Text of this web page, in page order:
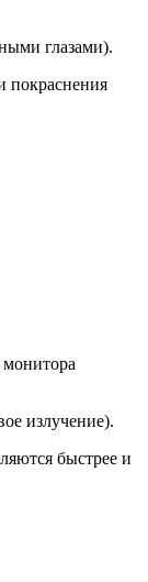
глазами).
покраснения
монитора
излучение).
быстрее и